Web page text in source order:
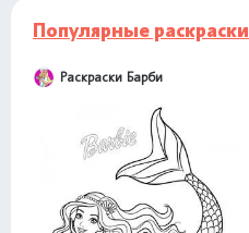
Популярные раскраски
Раскраски Барби